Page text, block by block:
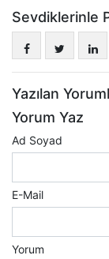
Sevdiklerinle
Yazılan
Yorum Yaz
Ad Soyad
E-Mail
Yorum